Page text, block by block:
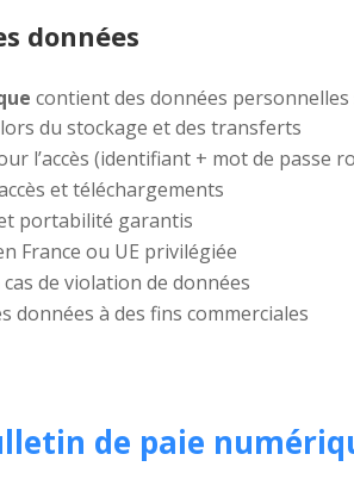
données
contient des données
lors du stockage et des transferts
l’accès (identifiant + mot de passe
et téléchargements
portabilité garantis
France ou UE privilégiée
de violation de données
données à des fins commerciales
de paie